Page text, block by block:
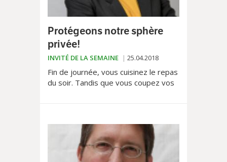
Protégeons notre sphère
privée!
INVITÉ DE LA SEMAINE 25.04.2018
Fin de journée, vous cuisinez le repas
du soir. Tandis que vous coupez vos